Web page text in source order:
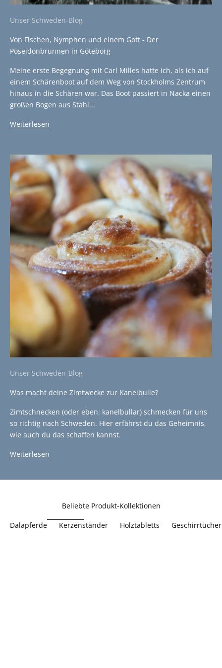
Unser Schweden-Blog
Von Fischen, Nymphen und einem Gott - Der
Poseidonbrunnen in Göteborg
Meine erste Begegnung mit Carl Milles hatte ich, als ich auf
einem Schärenboot auf dem Weg von Stockholms Zentrum
hinaus in die Schären war. Das Boot passiert in Nacka einen
großen Bogen aus Stahl...
Weiterlesen
Unser Schweden-Blog
Was macht deine Zimtwecke zur Kanelbulle?
Zimtschnecken (oder eben: kanelbullar) schmecken für uns
so richtig nach Schweden. Hier erfährst du das Geheimnis,
wie auch du das schaffen kannst.
Weiterlesen
Beliebte Produkt-Kollektionen
Dalapferde Kerzenständer Holztabletts Geschirrtücher